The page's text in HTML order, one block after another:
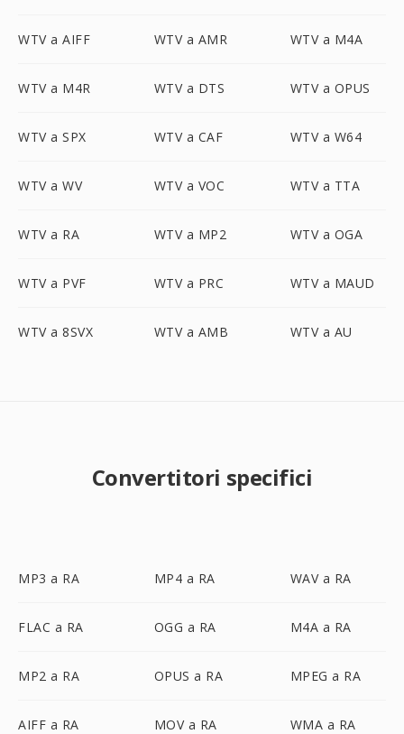
WTV a AIFF WTV a AMR WTV a M4A
WTV a M4R WTV a DTS WTV a OPUS
WTV a SPX WTV a CAF WTV a W64
WTV a WV WTV a VOC WTV a TTA
WTV a RA WTV a MP2 WTV a OGA
WTV a PVF WTV a PRC WTV a MAUD
WTV a 8SVX WTV a AMB WTV a AU
Convertitori specifici
MP3 a RA MP4 a RA WAV a RA
FLAC a RA OGG a RA M4A a RA
MP2 a RA OPUS a RA MPEG a RA
AIFF a RA MOV a RA WMA a RA